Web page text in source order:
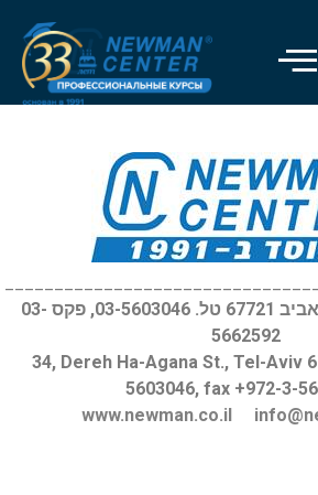
דרך ההגנה, 34, תל-אביב 67721 טל. 03-5603046, פקס 03-
5662592
34, Dereh Ha-Agana St., Tel-Aviv
5603046, fax +972-3-
www.newman.co.il
Выделить заголовки
Цвет фона
Уменьшить
remove_circle_outline Уменьшить шрифт
add_circle_outline Увеличить шрифт
Читабельный шрифт
Яркий контраст